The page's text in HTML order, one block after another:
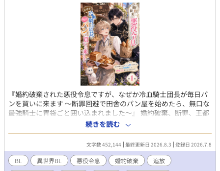
『婚約破棄された悪役令息ですが、なぜか冷血騎士団長が毎日パ
ンを買いに来ます 〜断罪回避で田舎のパン屋を始めたら、無口な
最強騎士に胃袋ごと囲い込まれました〜』 婚約破棄、断罪、王都
追放。 公爵令息ノア・ラザフォードは、王宮の夜会で王子からそ
う告げられた瞬間、心の中で歓喜した。 なぜなら彼は、前世の記
憶を持つ転生者。 この世界が乙女ゲームに似ており、自分が“悪
役令息”として破滅する運命だと知っていたからだ。 けれど、王子
への未練など一切ない。 面倒な貴族社会から逃げられるなら、追
放なんてむしろ大歓迎。 「よし、田舎でパン屋をやろう」 そうし
続きを読む
文字数 452,144 最終更新日 2026.8.3 登録日 2026.7.8
BL 異世界BL 悪役令息 婚約破棄
追放